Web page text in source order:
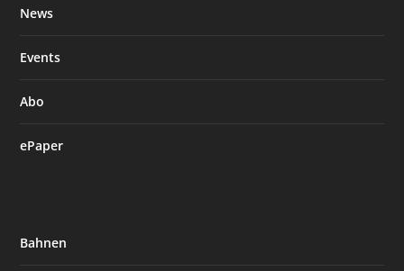
News
Events
Abo
ePaper
Bahnen